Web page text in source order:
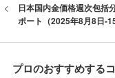
日本国内金価格週次包括
ポート（2025年8月8日-
プロのおすすめする